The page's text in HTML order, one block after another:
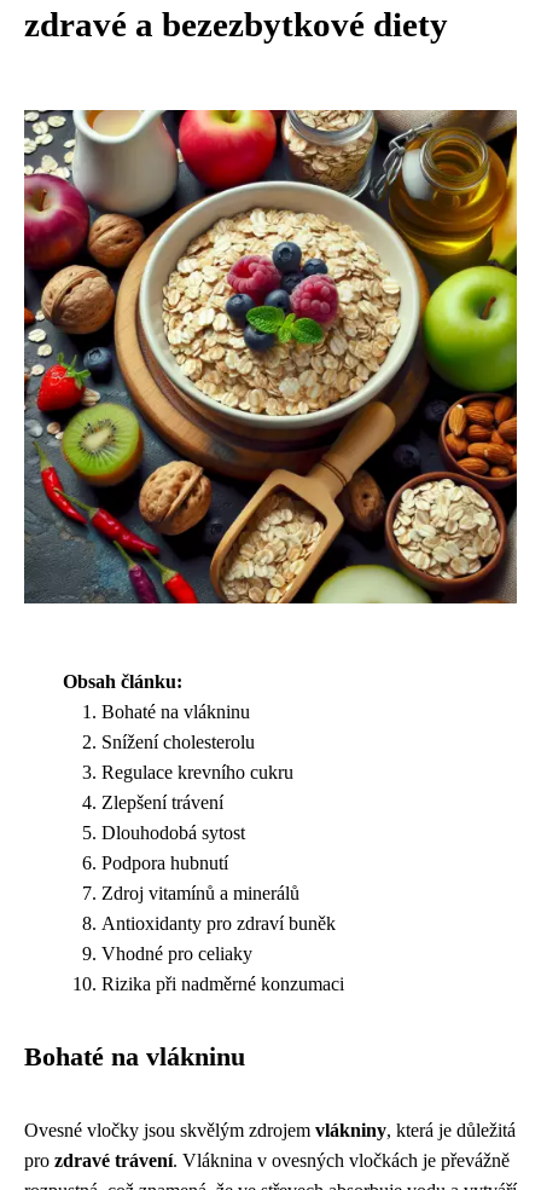
zdravé a bezezbytkové diety
Obsah článku:
Bohaté na vlákninu
Snížení cholesterolu
Regulace krevního cukru
Zlepšení trávení
Dlouhodobá sytost
Podpora hubnutí
Zdroj vitamínů a minerálů
Antioxidanty pro zdraví buněk
Vhodné pro celiaky
Rizika při nadměrné konzumaci
Bohaté na vlákninu
Ovesné vločky jsou skvělým zdrojem vlákniny, která je důležitá
pro zdravé trávení. Vláknina v ovesných vločkách je převážně